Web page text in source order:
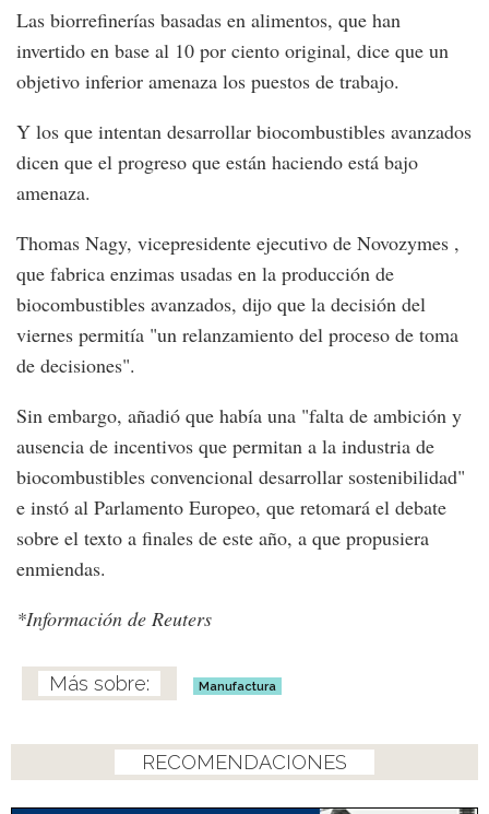
Las biorrefinerías basadas en alimentos, que han
invertido en base al 10 por ciento original, dice que un
objetivo inferior amenaza los puestos de trabajo.
Y los que intentan desarrollar biocombustibles avanzados
dicen que el progreso que están haciendo está bajo
amenaza.
Thomas Nagy, vicepresidente ejecutivo de Novozymes ,
que fabrica enzimas usadas en la producción de
biocombustibles avanzados, dijo que la decisión del
viernes permitía "un relanzamiento del proceso de toma
de decisiones".
Sin embargo, añadió que había una "falta de ambición y
ausencia de incentivos que permitan a la industria de
biocombustibles convencional desarrollar sostenibilidad"
e instó al Parlamento Europeo, que retomará el debate
sobre el texto a finales de este año, a que propusiera
enmiendas.
*Información de Reuters
Manufactura
RECOMENDACIONES